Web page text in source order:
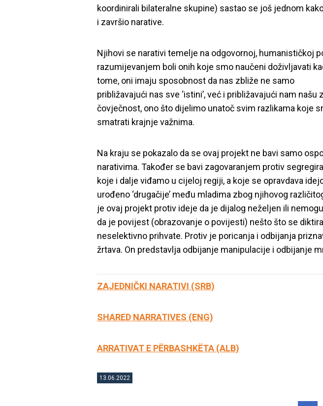
koordinirali bilateralne skupine) sastao se još jednom
i završio narative.
Njihovi se narativi temelje na odgovornoj, humanističkoj
razumijevanjem boli onih koje smo naučeni doživljavati kao
tome, oni imaju sposobnost da nas zbliže ne samo
približavajući nas sve ‘istini’, već i približavajući nam našu
čovječnost, ono što dijelimo unatoč svim razlikama koje
smatrati krajnje važnima.
Na kraju se pokazalo da se ovaj projekt ne bavi samo
narativima. Također se bavi zagovaranjem protiv
koje i dalje viđamo u cijeloj regiji, a koje se opravdava
urođeno ‘drugačije’ među mladima zbog njihovog
je ovaj projekt protiv ideje da je dijalog neželjen ili
da je povijest (obrazovanje o povijesti) nešto što se
neselektivno prihvate. Protiv je poricanja i odbijanja
žrtava. On predstavlja odbijanje manipulacije i odbijanje
ZAJEDNIČKI NARATIVI (SRB)
SHARED NARRATIVES (ENG)
ARRATIVAT E PËRBASHKËTA (ALB)
13.06.2022